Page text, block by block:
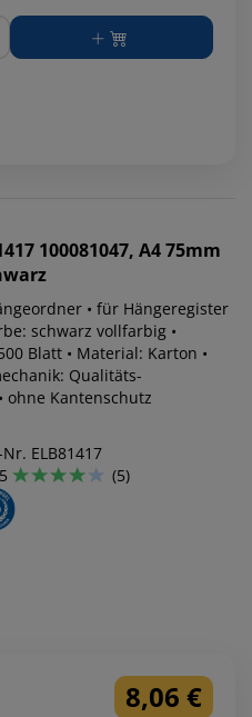
100081047, A4 75mm
• für Hängeregister
schwarz vollfarbig •
Blatt • Material: Karton •
Qualitäts-
ohne Kantenschutz
ELB81417
(5)
8,06 €